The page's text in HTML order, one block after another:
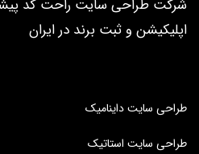
شرکت طراحی سایت راحت کد
اپلیکیشن و ثبت برند در ایران
طراحی سایت داینامیک
طراحی سایت استاتیک